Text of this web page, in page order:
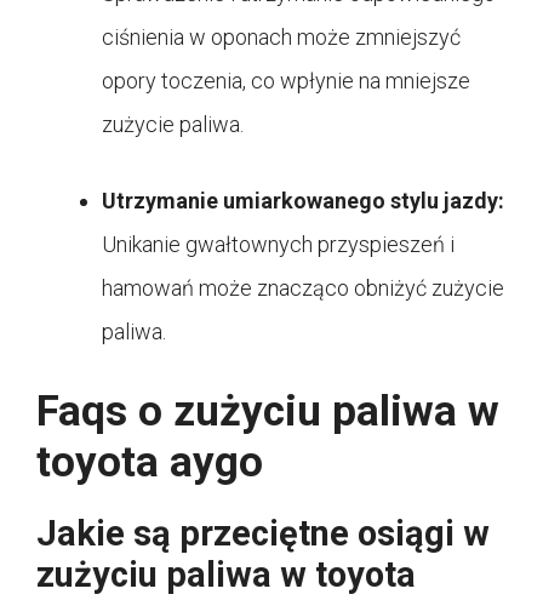
ciśnienia w oponach może zmniejszyć
opory toczenia, co wpłynie na mniejsze
zużycie paliwa.
Utrzymanie umiarkowanego stylu jazdy:
Unikanie gwałtownych przyspieszeń i
hamowań może znacząco obniżyć zużycie
paliwa.
Faqs o zużyciu paliwa w
toyota aygo
Jakie są przeciętne osiągi w
zużyciu paliwa w toyota